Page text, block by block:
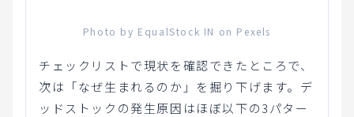
Photo by EqualStock IN on Pexels
チェックリストで現状を確認できたところで、
次は「なぜ生まれるのか」を掘り下げます。デ
ッドストックの発生原因はほぼ以下の3パター